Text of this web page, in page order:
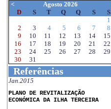
<
Agosto 2026
D
S T Q Q S
S
1
2
3 4 5 6 7
8
9
10 11 12 13 14
15
16
17 18 19 20 21
22
23
24 25 26 27 28
29
30
31
Referências
Jan.2015
PLANO DE REVITALIZAÇÃO
ECONÓMICA DA ILHA TERCEIRA